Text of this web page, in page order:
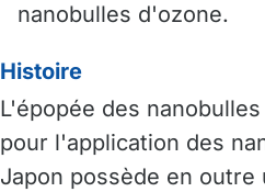
nanobulles d'ozone.
Histoire
L'épopée des
pour l'application des
Japon possède en